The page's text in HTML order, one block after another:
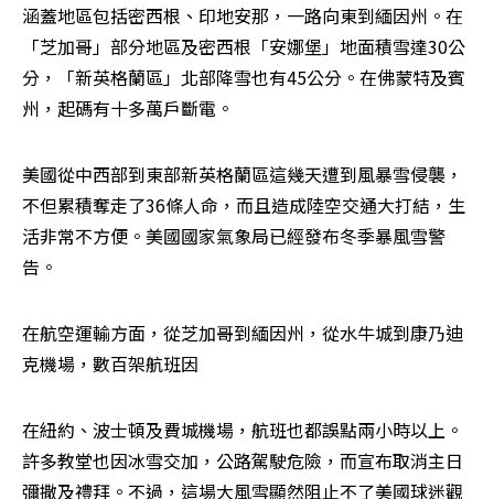
涵蓋地區包括密西根、印地安那，一路向東到緬因州。在
「芝加哥」部分地區及密西根「安娜堡」地面積雪達30公
分，「新英格蘭區」北部降雪也有45公分。在佛蒙特及賓
州，起碼有十多萬戶斷電。
美國從中西部到東部新英格蘭區這幾天遭到風暴雪侵襲，
不但累積奪走了36條人命，而且造成陸空交通大打結，生
活非常不方便。美國國家氣象局已經發布冬季暴風雪警
告。
在航空運輸方面，從芝加哥到緬因州，從水牛城到康乃迪
克機場，數百架航班因
在紐約、波士頓及費城機場，航班也都誤點兩小時以上。
許多教堂也因冰雪交加，公路駕駛危險，而宣布取消主日
彌撒及禮拜。不過，這場大風雪顯然阻止不了美國球迷觀